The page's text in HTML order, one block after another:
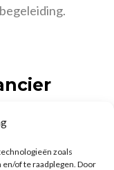
zoals
of te raadplegen. Door
en